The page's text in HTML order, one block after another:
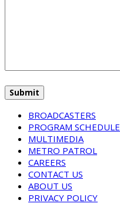
BROADCASTERS
PROGRAM SCHEDULE
MULTIMEDIA
METRO PATROL
CAREERS
CONTACT US
ABOUT US
PRIVACY POLICY